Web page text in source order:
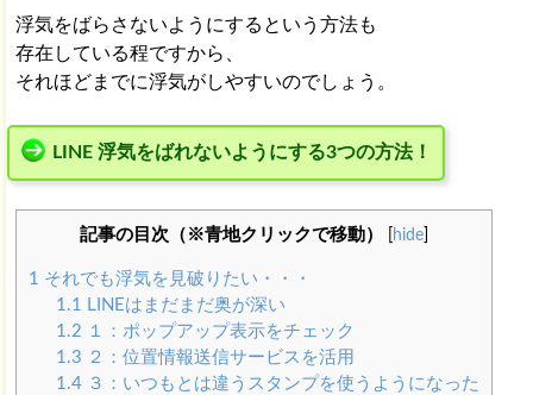
浮気をばらさないようにするという方法も
存在している程ですから、
それほどまでに浮気がしやすいのでしょう。
LINE 浮気をばれないようにする3つの方法！
記事の目次（※青地クリックで移動） hide]
1 それでも浮気を見破りたい・・・
1.1 LINEはまだまだ奥が深い
1.2 １：ポップアップ表示をチェック
1.3 ２：位置情報送信サービスを活用
1.4３：いつもとは違うスタンプを使うようになった